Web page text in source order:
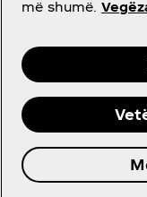
© 2026 The
drejtat të
më shumë.